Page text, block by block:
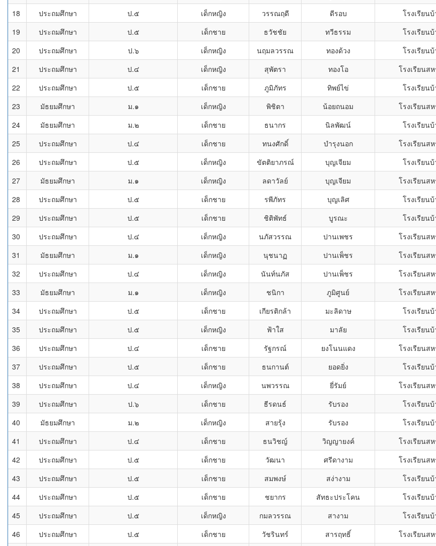
18
ประถมศึกษา ป.๕ เด็กหญิง วรรณฤดี ดีรอบ โรงเรียน
19
ประถมศึกษา ป.๕ เด็กชาย ธวัชชัย ทวีธรรม โรงเรียน
20
ประถมศึกษา ป.๖ เด็กหญิง นฤมลวรรณ ทองด้วง โรงเรียน
21
ประถมศึกษา ป.๔ เด็กหญิง สุพัตรา ทองโอ โรงเรียนส
22
ประถมศึกษา ป.๕ เด็กชาย ภูมิภัทร ทิพย์ไข่ โรงเรียน
23
มัธยมศึกษา ม.๑ เด็กหญิง พิชิตา น้อยถนอม โรงเรียนส
24
มัธยมศึกษา ม.๒ เด็กชาย ธนากร นิลพัฒน์ โรงเรียน
25
ประถมศึกษา ป.๔ เด็กชาย ทนงศักดิ์ บำรุงนอก โรงเรียนส
26
ประถมศึกษา ป.๕ เด็กหญิง ขัตติยาภรณ์ บุญเจียม โรงเรียน
27
มัธยมศึกษา ม.๑ เด็กหญิง ลดาวัลย์ บุญเจียม โรงเรียนส
28
ประถมศึกษา ป.๕ เด็กชาย รพีภัทร บุญเลิศ โรงเรียน
29
ประถมศึกษา ป.๕ เด็กชาย ชิติพัทธ์ บูรณะ โรงเรียน
30
ประถมศึกษา ป.๔ เด็กหญิง นภัสวรรณ ปานเพชร โรงเรียนส
31
มัธยมศึกษา ม.๑ เด็กหญิง นุชนาฏ ปานเพ็ชร โรงเรียนส
32
ประถมศึกษา ป.๔ เด็กหญิง นันท์นภัส ปานเพ็ชร โรงเรียนส
33
มัธยมศึกษา ม.๑ เด็กหญิง ชนิกา ภูมิศูนย์ โรงเรียนส
34
ประถมศึกษา ป.๕ เด็กชาย เกียรติกล้า มะลิดาษ โรงเรียน
35
ประถมศึกษา ป.๕ เด็กหญิง ฟ้าใส มาลัย โรงเรียน
36
ประถมศึกษา ป.๔ เด็กชาย รัฐกรณ์ ยงโนนแดง โรงเรียนส
37
ประถมศึกษา ป.๕ เด็กชาย ธนกานต์ ยอดยิ่ง โรงเรียน
38
ประถมศึกษา ป.๔ เด็กหญิง นพวรรณ ยี่รัมย์ โรงเรียนส
39
ประถมศึกษา ป.๖ เด็กชาย ธีรดนธ์ รับรอง โรงเรียน
40
มัธยมศึกษา ม.๒ เด็กหญิง สายรุ้ง รับรอง โรงเรียน
41
ประถมศึกษา ป.๔ เด็กชาย ธนวิชญ์ วิญญายงค์ โรงเรียนส
42
ประถมศึกษา ป.๕ เด็กชาย วัฒนา ศรีดางาม โรงเรียนส
43
ประถมศึกษา ป.๕ เด็กชาย สมพงษ์ สง่างาม โรงเรียน
44
ประถมศึกษา ป.๕ เด็กชาย ชยากร สัทธะประโคน โรงเรียน
45
ประถมศึกษา ป.๕ เด็กหญิง กมลวรรณ สางาม โรงเรียน
46
ประถมศึกษา ป.๕ เด็กชาย วัชรินทร์ สารฤทธิ์ โรงเรียนส